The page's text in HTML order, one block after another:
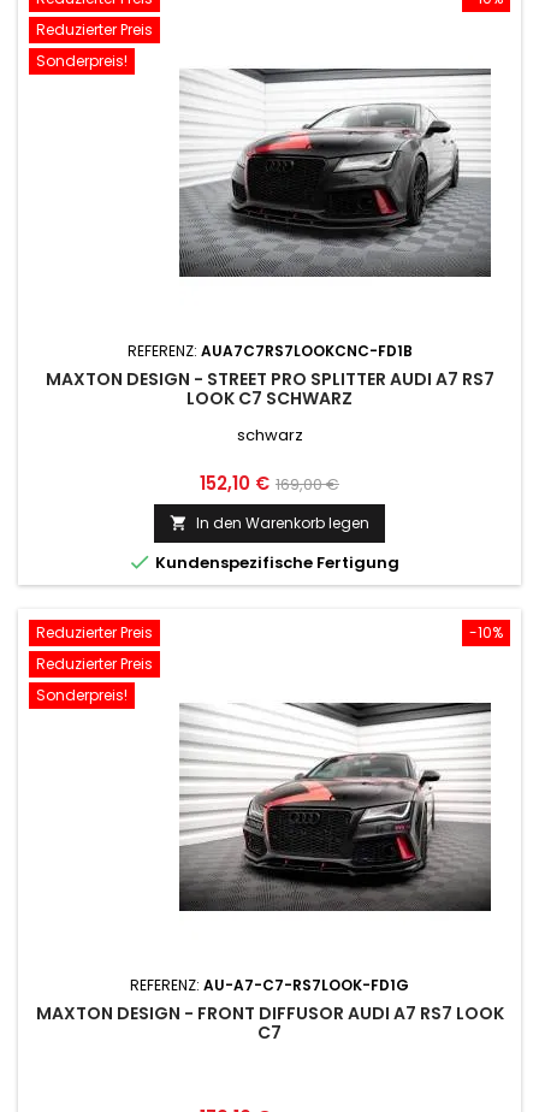
Reduzierter Preis
Sonderpreis!
REFERENZ: AUA7C7RS7LOOKCNC-FD1B
MAXTON DESIGN - STREET PRO SPLITTER AUDI A7 RS7
LOOK C7 SCHWARZ
schwarz
Preis
152,10 € Normaler
Preis
169,00 €
 In den Warenkorb legen
 Kundenspezifische Fertigung
-10%
Reduzierter Preis
Reduzierter Preis
Sonderpreis!
REFERENZ: AU-A7-C7-RS7LOOK-FD1G
MAXTON DESIGN - FRONT DIFFUSOR AUDI A7 RS7 LOOK
C7